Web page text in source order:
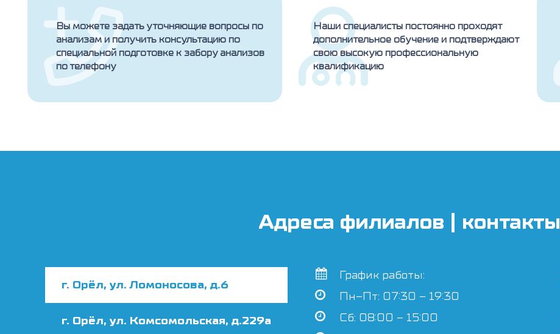
Вы можете задать уточняющие вопросы по
анализам и получить консультацию по
специальной подготовке к забору анализов
по телефону
Наши специалисты постоянно проходят
дополнительное обучение и подтверждают
свою высокую профессиональную
квалификацию
Адреса филиалов | контакты
г. Орёл, ул. Ломоносова, д.6
г. Орёл, ул. Комсомольская, д.229а
График работы:
Пн–Пт: 07:30 – 19:30
Сб: 08:00 – 15:00